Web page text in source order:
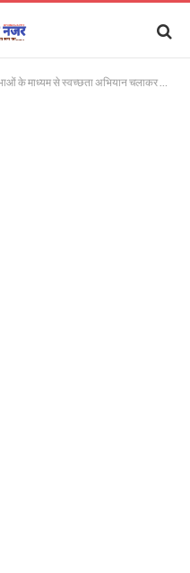
से स्वच्छता अभियान चलाकर किया जागरूक